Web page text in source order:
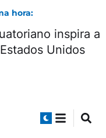
hora:
inspira a
Unidos